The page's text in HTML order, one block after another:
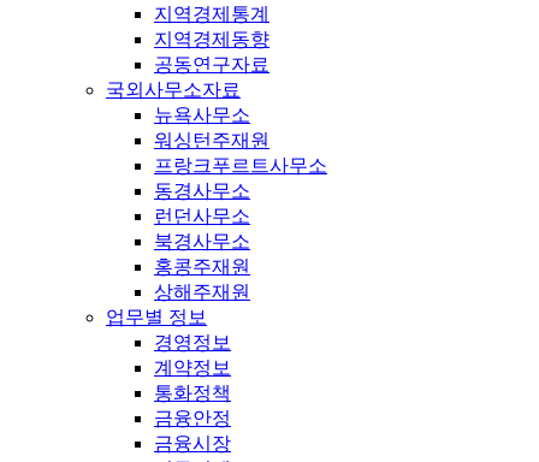
지역경제통계
지역경제동향
공동연구자료
국외사무소자료
뉴욕사무소
워싱턴주재원
프랑크푸르트사무소
동경사무소
런던사무소
북경사무소
홍콩주재원
상해주재원
업무별 정보
경영정보
계약정보
통화정책
금융안정
금융시장